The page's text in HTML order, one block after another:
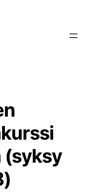
(syksy